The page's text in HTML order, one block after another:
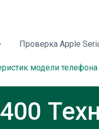
Проверка Apple
модели телефона